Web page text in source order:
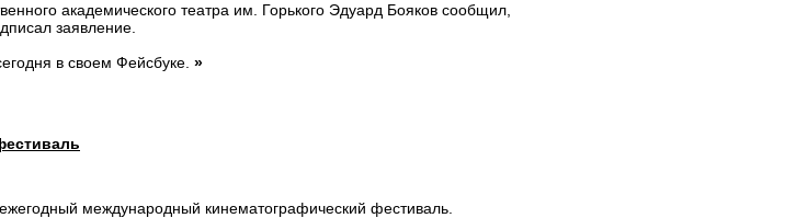
академического театра им. Горького Эдуард Бояков сообщил,
заявление.
в своем Фейсбуке. »
международный кинематографический фестиваль.